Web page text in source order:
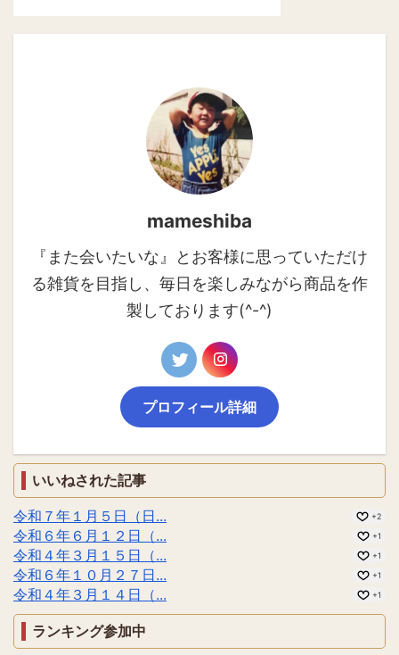
mameshiba
『また会いたいな』とお客様に思っていただけ
る雑貨を目指し、毎日を楽しみながら商品を作
製しております(^-^)
プロフィール詳細
いいねされた記事
令和７年１月５日（日...
+2
令和６年６月１２日（... +1
令和４年３月１５日（... +1
令和６年１０月２７日... +1
令和４年３月１４日（... +1
ランキング参加中